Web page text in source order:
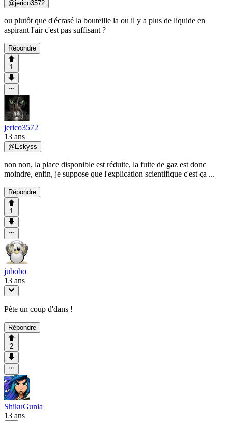
@jerico3572
ou plutôt que d'écrasé la bouteille la ou il y a plus de liquide en
aspirant l'air c'est pas suffisant ?
Répondre
1
jerico3572
13 ans
@Eskyss
non non, la place disponible est réduite, la fuite de gaz est donc
moindre, enfin, je suppose que l'explication scientifique c'est ça ...
Répondre
1
jubobo
13 ans
Pète un coup d'dans !
Répondre
2
ShikuGunia
13 ans